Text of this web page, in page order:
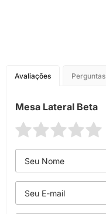
Avaliações Perguntas
Mesa Lateral Beta